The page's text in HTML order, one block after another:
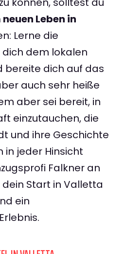
Leben in
Lerne die
dem lokalen
bereite dich auf das
auch sehr heiße
aber sei bereit, in
einzutauchen, die
und ihre Geschichte
in jeder Hinsicht
Falkner an
dein Start in Valletta
ein